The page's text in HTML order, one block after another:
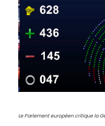
Le Parlement européen critique la